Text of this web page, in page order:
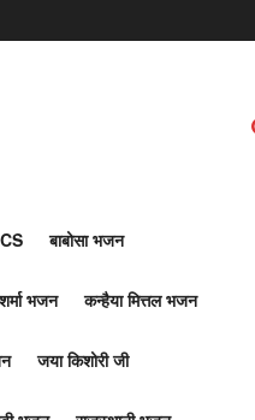
बाबोसा भजन
भजन कन्हैया मित्तल भजन
जया किशोरी जी